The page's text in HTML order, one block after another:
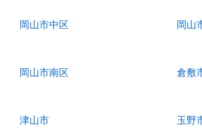
岡山市中区 岡山
岡山市南区 倉敷
津山市 玉野